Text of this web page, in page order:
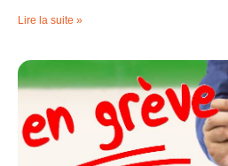
Lire la suite »